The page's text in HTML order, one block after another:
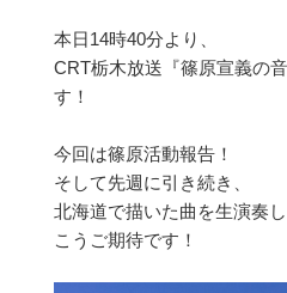
本日14時40分より、
CRT栃木放送『篠原宣義の
す！
今回は篠原活動報告！
そして先週に引き続き、
北海道で描いた曲を生演奏
こうご期待です！